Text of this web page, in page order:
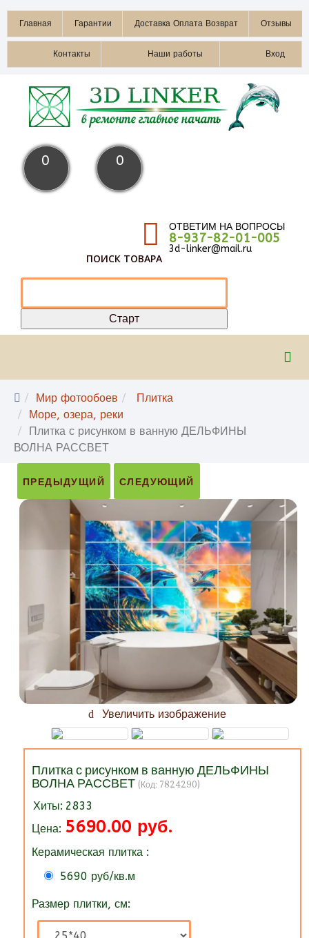
Главная Гарантии Доставка Оплата Возврат Отзывы
Контакты Наши работы Вход
0 0
ОТВЕТИМ НА ВОПРОСЫ
8-937-82-01-005
3d-linker@mail.ru
ПОИСК ТОВАРА
Мир фотообоев
Плитка
Море, озера, реки
Плитка с рисунком в ванную ДЕЛЬФИНЫ
ВОЛНА РАССВЕТ
ПРЕДЫДУЩИЙ СЛЕДУЮЩИЙ
Увеличить изображение
Плитка с рисунком в ванную ДЕЛЬФИНЫ
ВОЛНА РАССВЕТ (Код: 7824290)
Хиты: 2833
Цена: 5690.00 руб.
Керамическая плитка :
5690 руб/кв.м
Размер плитки, см: